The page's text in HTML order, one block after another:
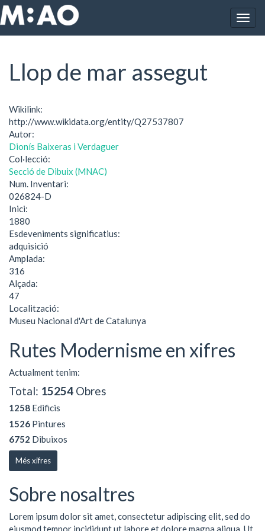
Vés al contingut
Inici Llop de mar assegut
Llop de mar assegut
Wikilink:
http://www.wikidata.org/entity/Q27537807
Autor:
Dionís Baixeras i Verdaguer
Col·lecció:
Secció de Dibuix (MNAC)
Num. Inventari:
026824-D
Inici:
1880
Esdeveniments significatius:
adquisició
Amplada:
316
Alçada:
47
Localització:
Museu Nacional d'Art de Catalunya
Rutes Modernisme en xifres
Actualment tenim:
Total: 15254 Obres
1258 Edificis
1526 Pintures
6752 Dibuixos
Més xifres
Sobre nosaltres
Lorem ipsum dolor sit amet, consectetur adipiscing elit, sed do
eiusmod tempor incididunt ut labore et dolore magna aliqua. Ut